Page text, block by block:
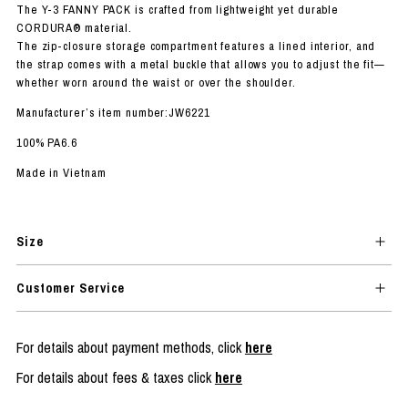
The Y-3 FANNY PACK is crafted from lightweight yet durable
CORDURA® material.
The zip-closure storage compartment features a lined interior, and
the strap comes with a metal buckle that allows you to adjust the fit—
whether worn around the waist or over the shoulder.
Manufacturer’s item number:JW6221
100% PA6.6
Made in Vietnam
Size
Customer Service
For details about payment methods, clickhere
For details about fees & taxes clickhere